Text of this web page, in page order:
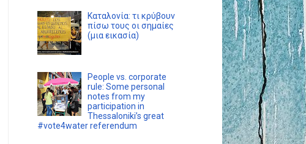
Καταλονία: τι κρύβουν
πίσω τους οι σημαίες
(μια εικασία)
People vs. corporate
rule: Some personal
notes from my
participation in
Thessaloniki’s great
#vote4water referendum